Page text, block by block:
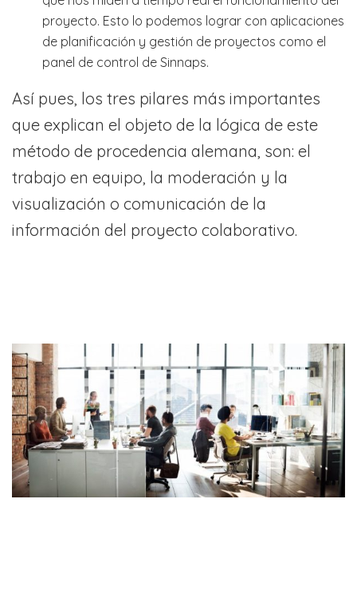
proyecto. Esto lo podemos lograr con aplicaciones
de planificación y gestión de proyectos como el
panel de control de Sinnaps.
Así pues, los tres pilares más importantes
que explican el objeto de la lógica de este
método de procedencia alemana, son: el
trabajo en equipo, la moderación y la
visualización o comunicación de la
información del proyecto colaborativo.